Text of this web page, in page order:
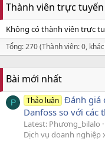
Thành viên trực tuyến
Không có thành viên trực
Tổng: 270 (Thành viên: 0,
Bài mới nhất
P Thảo luận Đánh giá
Danfoss so với các
Latest: Phương_bilalo
Dịch vụ doanh nghiệp